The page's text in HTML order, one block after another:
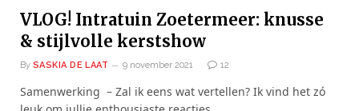
VLOG! Intratuin Zoetermeer: knusse
& stijlvolle kerstshow
By SASKIA DE LAAT 9 november 2021 12
Samenwerking – Zal ik eens wat vertellen? Ik vind het zó